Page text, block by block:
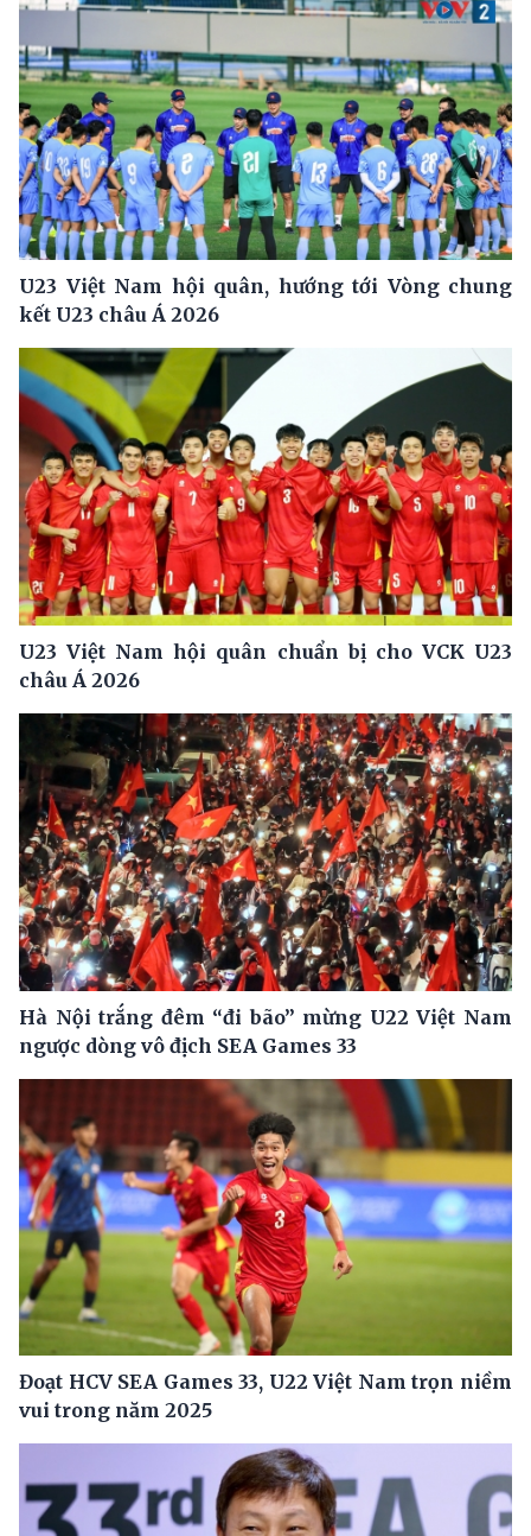
U23 Việt Nam hội quân, hướng tới Vòng chung
kết U23 châu Á 2026
U23 Việt Nam hội quân chuẩn bị cho VCK U23
châu Á 2026
Hà Nội trắng đêm “đi bão” mừng U22 Việt Nam
ngược dòng vô địch SEA Games 33
Đoạt HCV SEA Games 33, U22 Việt Nam trọn niềm
vui trong năm 2025